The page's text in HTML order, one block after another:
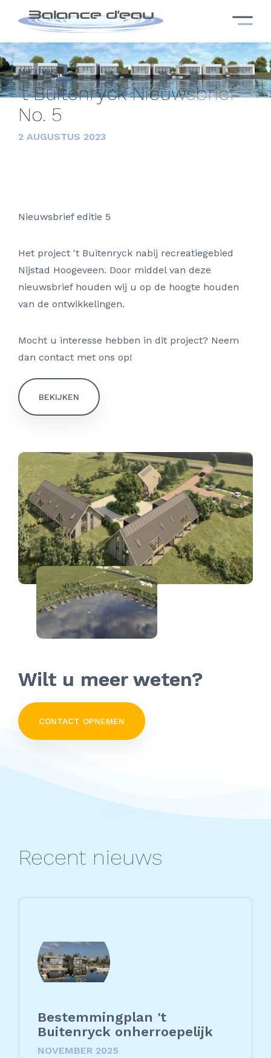
NIEUWS
't Buitenryck Nieuwsbrief
No. 5
2 AUGUSTUS 2023
Nieuwsbrief editie 5
Het project 't Buitenryck nabij recreatiegebied
Nijstad Hoogeveen. Door middel van deze
nieuwsbrief houden wij u op de hoogte houden
van de ontwikkelingen.
Mocht u interesse hebben in dit project? Neem
dan contact met ons op!
BEKIJKEN
Wilt u meer weten?
CONTACT OPNEMEN
Recent nieuws
Bestemmingplan 't
Buitenryck onherroepelijk
NOVEMBER 2025